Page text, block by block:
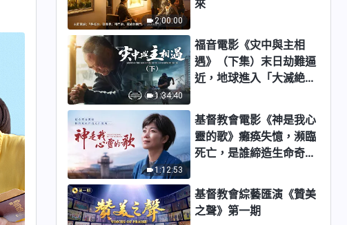
1:24:49
基督教會電影《誠信不打烊》基
督徒在職場如何做到誠信為本
基督教會電影《肩負使命》傳揚
天國降臨的福音
1:38:02
福音電影《愚昧致死》迎接主再
來該聽誰的話
福音電影《我的天國夢》一位韓
2:00:00
來
1:34:40
福音電影《灾中與主相
遇》（下集）末日劫難逼
近，地球進入「大滅絶時
你準備好逃生了嗎？
1:12:53
基督教會電影《神是我心
靈的歌》癱痪失憶，瀕臨
死亡，是誰締造生命奇
基督教會綜藝匯演《贊美
之聲》第一期